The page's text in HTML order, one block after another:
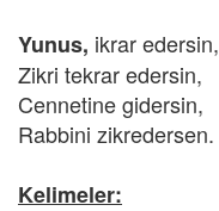
Yunus, ikrar edersin,
Zikri tekrar edersin,
Cennetine gidersin,
Rabbini zikredersen.
Kelimeler: